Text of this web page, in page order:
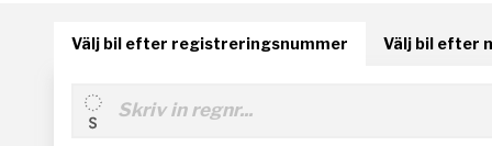
Välj bil efter registreringsnummer Välj bil efter